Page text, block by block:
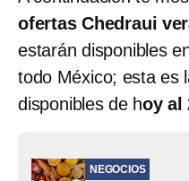
ofertas Chedraui
estarán disponibles
todo México; esta es
disponibles de hoy al
NEGOCIOS